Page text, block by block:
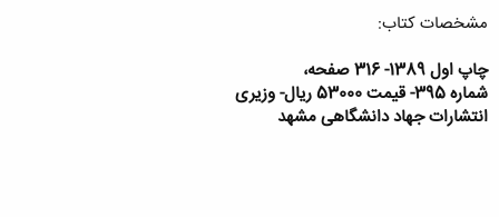
مشخصات کتاب:
چاپ اول 1389- 316 صفحه،
شماره 395- قیمت 53000 ریال- وزیری
انتشارات جهاد دانشگاهی مشهد